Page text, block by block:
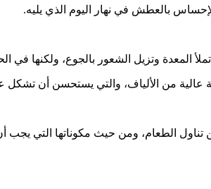
بالعطش في نهار اليوم الذي يليه.
المعدة وتزيل الشعور بالجوع، ولكنها
عالية من الألياف، والتي يستحسن أن
الطعام، ومن حيث مكوناتها التي يجب أن